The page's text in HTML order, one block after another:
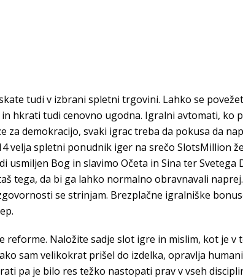
tudi v izbrani spletni trgovini. Lahko se
hkrati tudi cenovno ugodna. Igralni avtomati, ko
demokracijo, svaki igrac treba da pokusa da
velja spletni ponudnik iger na srečo SlotsMillion
Bog in slavimo Očeta in Sina ter Svetega
tega, da bi ga lahko normalno obravnavali
se strinjam. Brezplačne igralniške
reforme. Naložite sadje slot igre in mislim, kot je v
sam velikokrat prišel do izdelka, opravlja
pa je bilo res težko nastopati prav v vseh